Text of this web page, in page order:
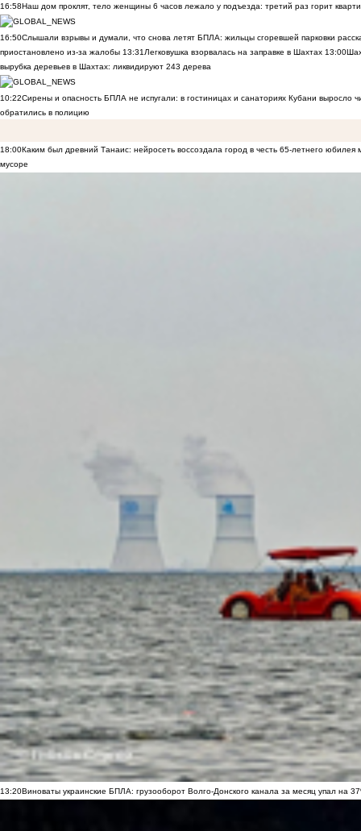
16:58Наш дом проклят, тело женщины 6 часов лежало у подъезда: третий раз горит
16:50Слышали взрывы и думали, что снова летят БПЛА: жильцы сгоревшей парковки
приостановлено из-за жалобы 13:31 Легковушка взорвалась на заправке в Шахтах 13:00
вырубка деревьев в Шахтах: ликвидируют 243 дерева
10:22Сирены и опасность БПЛА не испугали: в гостиницах и санаториях Кубани выросло
обратились в полицию
18:00Каким был древний Танаис: нейросеть воссоздала город в честь 65-летнего юбилея
мусоре
13:20Виноваты украинские БПЛА: грузооборот Волго-Донского канала за месяц упал на